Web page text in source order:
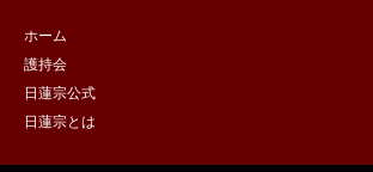
ホーム
護持会
日蓮宗公式
日蓮宗とは